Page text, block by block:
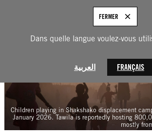
Dans quelle langue voulez-vous
العربية FRANÇAIS
FERMER
Children playing in Shakshako displacement
January 2026. Tawila is reportedly hosting
mostly